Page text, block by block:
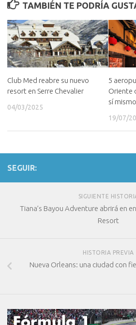
TAMBIÉN TE PODRÍA
Club Med reabre su nuevo
resort en Serre Chevalier
04/03/2025
5
Oriente
sí
19/07/
SEGUIR:
SIGUIENTE
Tiana’s Bayou Adventure abrirá en
Resort
HISTORIA PREVIA
Nueva Orleans: una ciudad con